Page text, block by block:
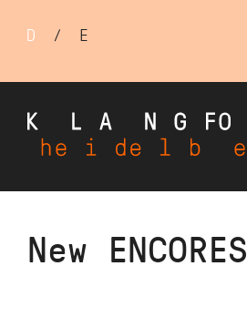
Skip
Sprachumschalter
D / E
New ENCORES